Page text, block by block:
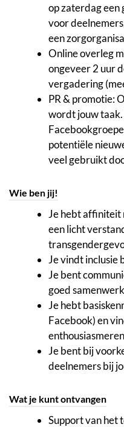
op zaterdag een
voor
een
Online overleg
ongeveer 2 uur
vergadering
PR & promotie:
wordt jouw
potentiële
veel gebruikt
Wie ben jij!
Je hebt affiniteit
een licht
Je vindt inclusie
Je bent
goed
Je hebt
Facebook) en
Je bent bij
deelnemers bij
Wat je kunt ontvangen
Support van het